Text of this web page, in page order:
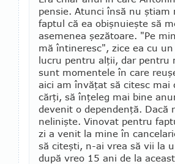
pensie. Atunci însă nu ştiam
faptul că ea obişnuieşte să
asemenea şezătoare. "Pe
mă întineresc", zice ea cu
lucru pentru alţii, dar pentru
sunt momentele în care
aici am învăţat să citesc mai
cărţi, să înţeleg mai bine
devenit o dependenţă. Dacă
nelinişte. Vinovat pentru
zi a venit la mine în
să citeşti, n-ai vrea să vii la
după vreo 15 ani de la